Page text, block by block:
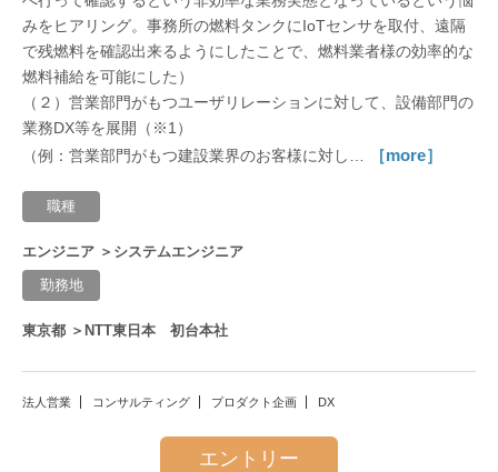
みをヒアリング。事務所の燃料タンクにIoTセンサを取付、遠隔
で残燃料を確認出来るようにしたことで、燃料業者様の効率的な
燃料補給を可能にした）
（２）営業部門がもつユーザリレーションに対して、設備部門の
業務DX等を展開（※1）
（例：営業部門がもつ建設業界のお客様に対し…
［more］
職種
エンジニア ＞システムエンジニア
勤務地
東京都 ＞NTT東日本 初台本社
法人営業 コンサルティング プロダクト企画 DX
エントリー